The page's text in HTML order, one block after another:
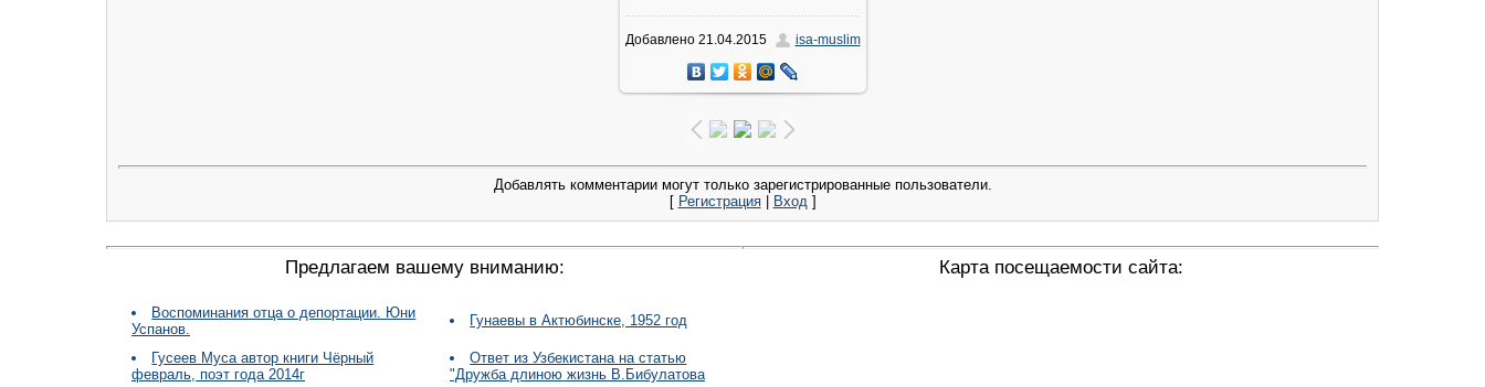
Добавлено21.04.2015 isa-muslim
Добавлять комментарии могут только зарегистрированные пользователи.
[ Регистрация| Вход]
Предлагаем вашему вниманию:
Воспоминания отца о депортации. Юни
Успанов.
Гунаевы в Актюбинске, 1952 год
Гусеев Муса автор книги Чёрный
февраль, поэт года 2014г
Ответ из Узбекистана на статью
"Дружба длиною жизнь В.Бибулатова
Карта посещаемости сайта: